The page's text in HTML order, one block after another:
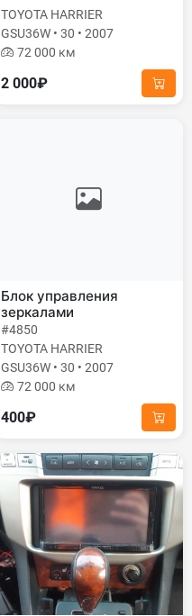
TOYOTA HARRIER
GSU36W • 30 • 2007
72 000 км
2 000₽
Блок управления
зеркалами
#4850
TOYOTA HARRIER
GSU36W • 30 • 2007
72 000 км
400₽